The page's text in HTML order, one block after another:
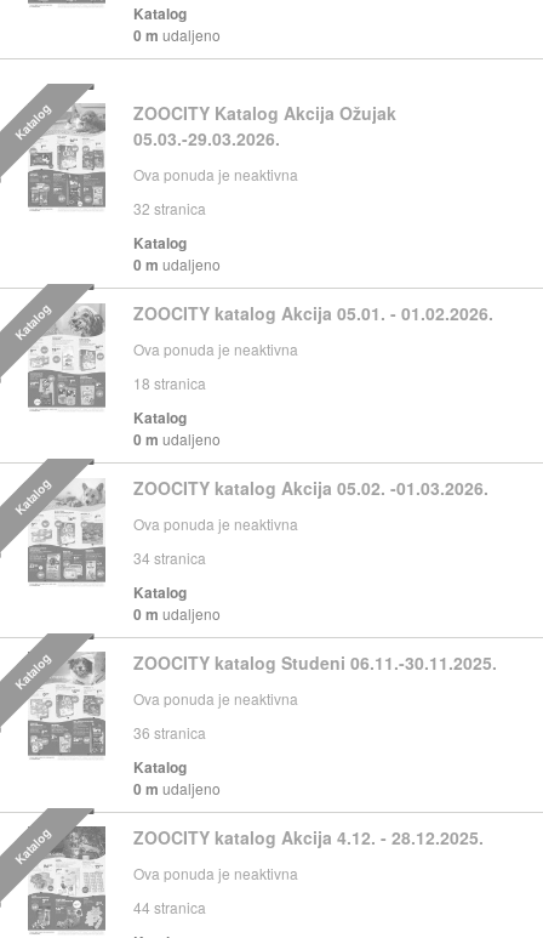
Katalog
0 m udaljeno
ZOOCITY Katalog Akcija Ožujak
05.03.-29.03.2026.
Ova ponuda je neaktivna
32 stranica
Katalog
0 m udaljeno
Katalog
ZOOCITY katalog Akcija 05.01. - 01.02.2026.
Ova ponuda je neaktivna
18 stranica
Katalog
0 m udaljeno
Katalog
ZOOCITY katalog Akcija 05.02. -01.03.2026.
Ova ponuda je neaktivna
34 stranica
Katalog
0 m udaljeno
Katalog
ZOOCITY katalog Studeni 06.11.-30.11.2025.
Ova ponuda je neaktivna
36 stranica
Katalog
0 m udaljeno
Katalog
ZOOCITY katalog Akcija 4.12. - 28.12.2025.
Ova ponuda je neaktivna
44 stranica
Katalog